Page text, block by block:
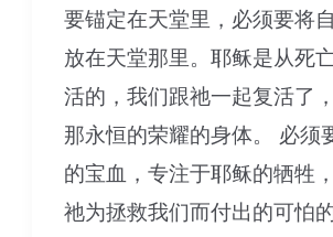
要锚定在天堂里，必须要将
放在天堂那里。耶稣是从死
活的，我们跟祂一起复活了
那永恒的荣耀的身体。 必须
的宝血，专注于耶稣的牺牲
祂为拯救我们而付出的可怕